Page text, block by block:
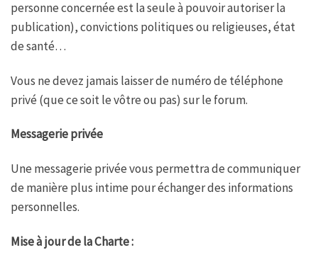
personne concernée est la seule à pouvoir autoriser la
publication), convictions politiques ou religieuses, état
de santé…
Vous ne devez jamais laisser de numéro de téléphone
privé (que ce soit le vôtre ou pas) sur le forum.
Messagerie privée
Une messagerie privée vous permettra de communiquer
de manière plus intime pour échanger des informations
personnelles.
Mise à jour de la Charte :